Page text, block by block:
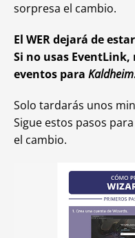
sorpresa el cambio.
El WER dejará de
Si no usas
eventos para Kaldheim
Solo tardarás unos
Sigue estos pasos
el cambio.